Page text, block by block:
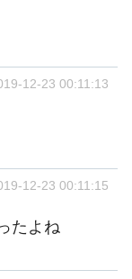
12-23 00:11:13
12-23 00:11:15
たよね